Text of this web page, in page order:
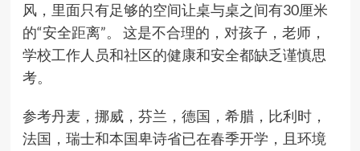
风，里面只有足够的空间让桌与桌之间有30厘米
的“安全距离”。 这是不合理的，对孩子，老师，
学校工作人员和社区的健康和安全都缺乏谨慎思
考。
参考丹麦，挪威，芬兰，德国，希腊，比利时，
法国，瑞士和本国卑诗省已在春季开学，且环境